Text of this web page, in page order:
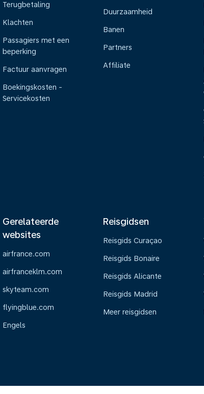
Terugbetaling
Klachten
Passagiers met een
beperking
Factuur aanvragen
Boekingskosten -
Servicekosten
Duurzaamheid
Banen
Partners
Affiliate
Gerelateerde
websites
airfrance.com
airfranceklm.com
skyteam.com
flyingblue.com
Engels
Reisgidsen
Reisgids Curaçao
Reisgids Bonaire
Reisgids Alicante
Reisgids Madrid
Meer reisgidsen